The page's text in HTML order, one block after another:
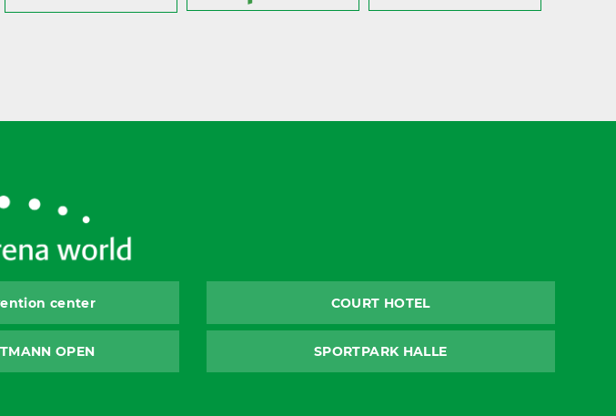
center COURT HOTEL
OPEN SPORTPARK HALLE